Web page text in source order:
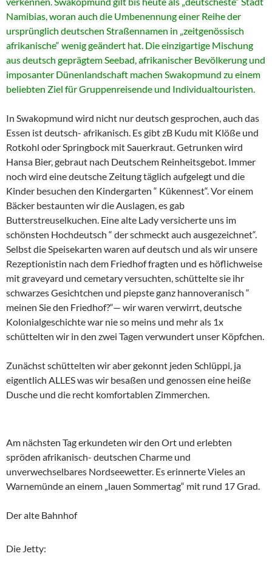
Namibias, woran auch die Umbenennung einer Reihe der
ursprünglich deutschen Straßennamen in „zeitgenössisch
afrikanische“ wenig geändert hat. Die einzigartige Mischung
aus deutsch geprägtem Seebad, afrikanischer Bevölkerung und
imposanter Dünenlandschaft machen Swakopmund zu einem
beliebten Ziel für Gruppenreisende und Individualtouristen.
In Swakopmund wird nicht nur deutsch gesprochen, auch das
Essen ist deutsch- afrikanisch. Es gibt zB Kudu mit Klöße und
Rotkohl oder Springbock mit Sauerkraut. Getrunken wird
Hansa Bier, gebraut nach Deutschem Reinheitsgebot. Immer
noch wird eine deutsche Zeitung täglich aufgelegt und die
Kinder besuchen den Kindergarten “ Kükennest“. Vor einem
Bäcker bestaunten wir die Auslagen, es gab
Butterstreuselkuchen. Eine alte Lady versicherte uns im
schönsten Hochdeutsch “ der schmeckt auch ausgezeichnet“.
Selbst die Speisekarten waren auf deutsch und als wir unsere
Rezeptionistin nach dem Friedhof fragten und es höflichweise
mit graveyard und cemetary versuchten, schüttelte sie ihr
schwarzes Gesichtchen und piepste ganz hannoveranisch “
meinen Sie den Friedhof?“— wir waren verwirrt, deutsche
Kolonialgeschichte war nie so meins und mehr als 1x
schüttelten wir in den zwei Tagen verwundert unser Köpfchen.
Zunächst schüttelten wir aber gekonnt jeden Schlüppi, ja
eigentlich ALLES was wir besaßen und genossen eine heiße
Dusche und die recht komfortablen Zimmerchen.
Am nächsten Tag erkundeten wir den Ort und erlebten
spröden afrikanisch- deutschen Charme und
unverwechselbares Nordseewetter. Es erinnerte Vieles an
Warnemünde an einem „lauen Sommertag“ mit rund 17 Grad.
Der alte Bahnhof
Die Jetty: